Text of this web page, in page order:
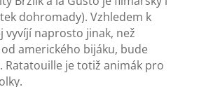
dohromady). Vzhledem k
vyvíjí naprosto jinak, než
amerického bijáku, bude
Ratatouille je totiž animák pro